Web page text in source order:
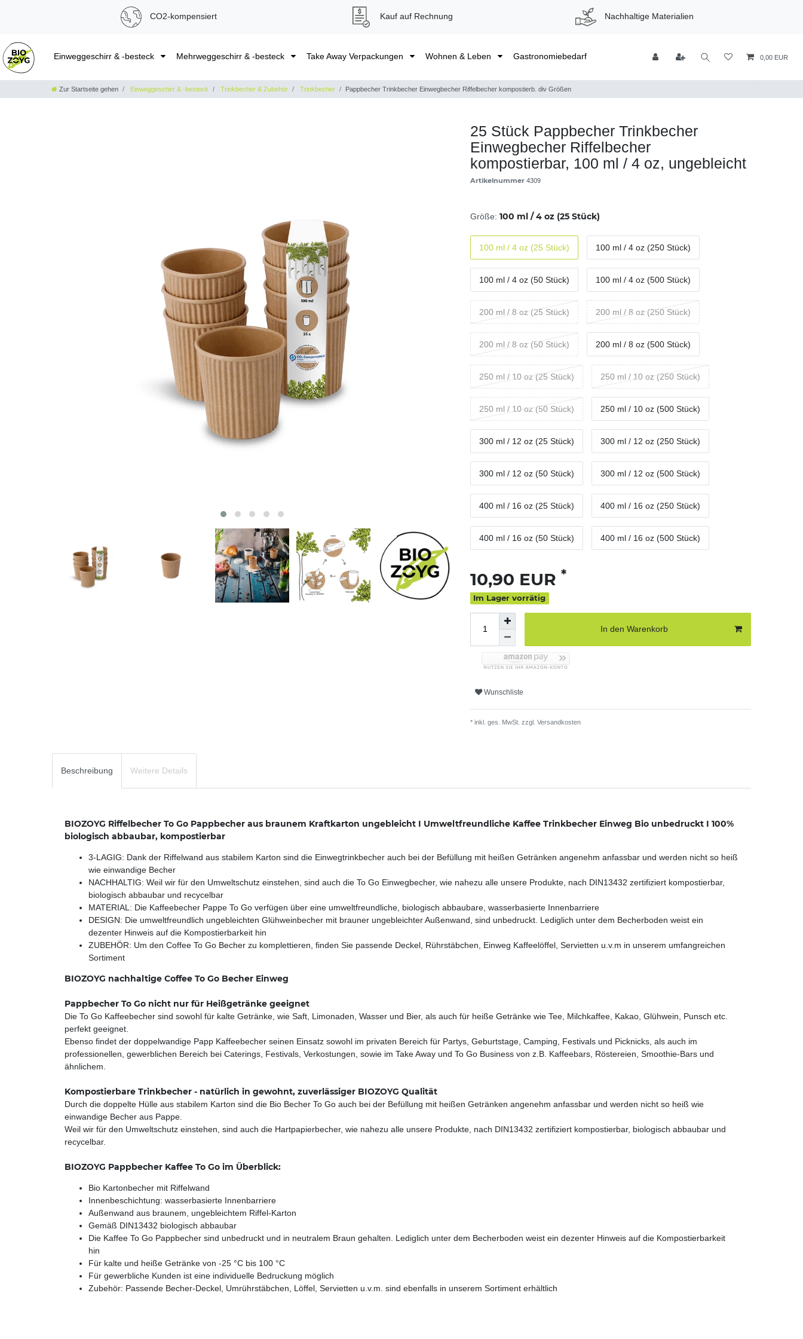
CO2-kompensiert Kauf auf Rechnung Nachhaltige Materialien
Einweggeschirr & -besteck Mehrweggeschirr & -besteck Take Away Verpackungen Wohnen & Leben Gastronomiebedarf 0,00 EUR
Zur Startseite gehen Einweggeschirr & -besteck Trinkbecher & Zubehör Trinkbecher Pappbecher Trinkbecher Einwegbecher Riffelbecher kompostierb. div Größen
25 Stück Pappbecher Trinkbecher
Einwegbecher Riffelbecher
kompostierbar, 100 ml / 4 oz, ungebleicht
Artikelnummer 4309
Größe: 100 ml / 4 oz (25 Stück)
100 ml / 4 oz (25 Stück) 100 ml / 4 oz (250 Stück)
100 ml / 4 oz (50 Stück) 100 ml / 4 oz (500 Stück)
200 ml / 8 oz (25 Stück) 200 ml / 8 oz (250 Stück)
200 ml / 8 oz (50 Stück) 200 ml / 8 oz (500 Stück)
250 ml / 10 oz (25 Stück) 250 ml / 10 oz (250 Stück)
250 ml / 10 oz (50 Stück) 250 ml / 10 oz (500 Stück)
300 ml / 12 oz (25 Stück) 300 ml / 12 oz (250 Stück)
300 ml / 12 oz (50 Stück) 300 ml / 12 oz (500 Stück)
400 ml / 16 oz (25 Stück) 400 ml / 16 oz (250 Stück)
400 ml / 16 oz (50 Stück) 400 ml / 16 oz (500 Stück)
10,90 EUR *
Im Lager vorrätig
In den Warenkorb
Wunschliste
* inkl. ges. MwSt. zzgl. Versandkosten
Beschreibung Weitere Details
BIOZOYG Riffelbecher To Go Pappbecher aus braunem Kraftkarton ungebleicht I Umweltfreundliche Kaffee Trinkbecher Einweg Bio unbedruckt I 100%
biologisch abbaubar, kompostierbar
3-LAGIG: Dank der Riffelwand aus stabilem Karton sind die Einwegtrinkbecher auch bei der Befüllung mit heißen Getränken angenehm anfassbar und werden nicht so heiß
wie einwandige Becher
NACHHALTIG: Weil wir für den Umweltschutz einstehen, sind auch die To Go Einwegbecher, wie nahezu alle unsere Produkte, nach DIN13432 zertifiziert kompostierbar,
biologisch abbaubar und recycelbar
MATERIAL: Die Kaffeebecher Pappe To Go verfügen über eine umweltfreundliche, biologisch abbaubare, wasserbasierte Innenbarriere
DESIGN: Die umweltfreundlich ungebleichten Glühweinbecher mit brauner ungebleichter Außenwand, sind unbedruckt. Lediglich unter dem Becherboden weist ein
dezenter Hinweis auf die Kompostierbarkeit hin
ZUBEHÖR: Um den Coffee To Go Becher zu komplettieren, finden Sie passende Deckel, Rührstäbchen, Einweg Kaffeelöffel, Servietten u.v.m in unserem umfangreichen
Sortiment
BIOZOYG nachhaltige Coffee To Go Becher Einweg
Pappbecher To Go nicht nur für Heißgetränke geeignet
Die To Go Kaffeebecher sind sowohl für kalte Getränke, wie Saft, Limonaden, Wasser und Bier, als auch für heiße Getränke wie Tee, Milchkaffee, Kakao, Glühwein, Punsch etc.
perfekt geeignet.
Ebenso findet der doppelwandige Papp Kaffeebecher seinen Einsatz sowohl im privaten Bereich für Partys, Geburtstage, Camping, Festivals und Picknicks, als auch im
professionellen, gewerblichen Bereich bei Caterings, Festivals, Verkostungen, sowie im Take Away und To Go Business von z.B. Kaffeebars, Röstereien, Smoothie-Bars und
ähnlichem.
Kompostierbare Trinkbecher - natürlich in gewohnt, zuverlässiger BIOZOYG Qualität
Durch die doppelte Hülle aus stabilem Karton sind die Bio Becher To Go auch bei der Befüllung mit heißen Getränken angenehm anfassbar und werden nicht so heiß wie
einwandige Becher aus Pappe.
Weil wir für den Umweltschutz einstehen, sind auch die Hartpapierbecher, wie nahezu alle unsere Produkte, nach DIN13432 zertifiziert kompostierbar, biologisch abbaubar und
recycelbar.
BIOZOYG Pappbecher Kaffee To Go im Überblick:
Bio Kartonbecher mit Riffelwand
Innenbeschichtung: wasserbasierte Innenbarriere
Außenwand aus braunem, ungebleichtem Riffel-Karton
Gemäß DIN13432 biologisch abbaubar
Die Kaffee To Go Pappbecher sind unbedruckt und in neutralem Braun gehalten. Lediglich unter dem Becherboden weist ein dezenter Hinweis auf die Kompostierbarkeit
hin
Für kalte und heiße Getränke von -25 °C bis 100 °C
Für gewerbliche Kunden ist eine individuelle Bedruckung möglich
Zubehör: Passende Becher-Deckel, Umrührstäbchen, Löffel, Servietten u.v.m. sind ebenfalls in unserem Sortiment erhältlich